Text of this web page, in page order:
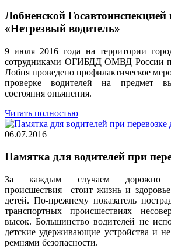
Лобненской Госавтоинспекцией
«Нетрезвый водитель»
9 июля 2016 года на территории
сотрудниками ОГИБДД ОМВД России
Лобня проведено профилактическое
проверке водителей на предмет
состояния опьянения.
Читать полностью
06.07.2016
Памятка для водителей при
За каждым случаем дорожно
происшествия стоит жизнь и
детей. По-прежнему показатель
транспортных происшествиях
высок. Большинство водителей не
детские удерживающие устройства и
ремнями безопасности.